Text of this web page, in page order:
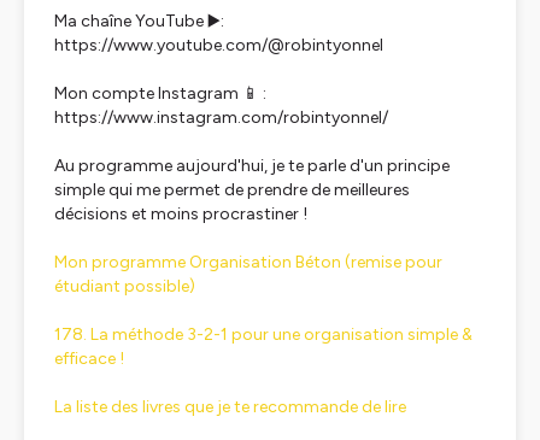
Ma chaîne YouTube ▶️:
https://www.youtube.com/@robintyonnel
Mon compte Instagram 📱 :
https://www.instagram.com/robintyonnel/
Au programme aujourd'hui, je te parle d'un principe
simple qui me permet de prendre de meilleures
décisions et moins procrastiner !
Mon programme Organisation Béton (remise pour
étudiant possible)
178. La méthode 3-2-1 pour une organisation simple &
efficace !
La liste des livres que je te recommande de lire